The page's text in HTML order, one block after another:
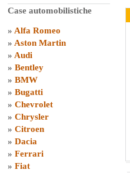
Case automobilistiche
» Alfa Romeo
» Aston Martin
» Audi
» Bentley
» BMW
» Bugatti
» Chevrolet
» Chrysler
» Citroen
» Dacia
» Ferrari
» Fiat